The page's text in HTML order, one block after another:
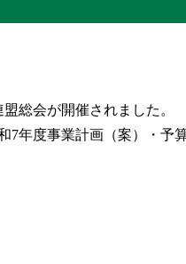
総会が開催されました。
年度事業計画（案）・予